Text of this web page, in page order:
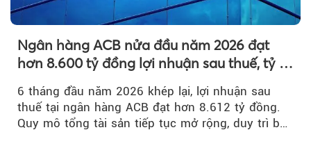
Ngân hàng ACB nửa đầu năm 2026 đạt
hơn 8.600 tỷ đồng lợi nhuận sau thuế, tỷ lệ
nợ xấu thấp nhất ngành
6 tháng đầu năm 2026 khép lại, lợi nhuận sau
thuế tại ngân hàng ACB đạt hơn 8.612 tỷ đồng.
Quy mô tổng tài sản tiếp tục mở rộng, duy trì bộ